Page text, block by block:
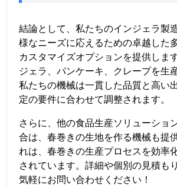
結論として、私たちのインジェラ製
様なニーズに応えるための卓越した
カスタマイズオプションを提供しま
ジェラ、パンケーキ、クレープを生
私たちの機械は一貫した品質と高い
定の要件に合わせて調整されます。
さらに、他の食品生産ソリューショ
合は、春巻きの生地を作る機械も提
れは、春巻きの生産プロセスを効率
されています。詳細や個別の見積も
気軽にお問い合わせください！